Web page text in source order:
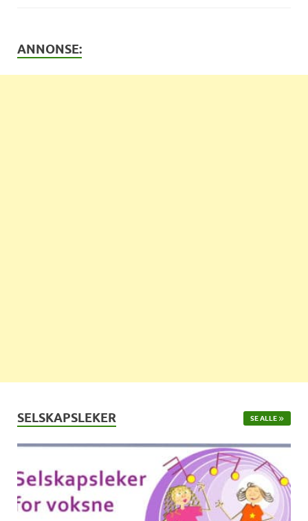
ANNONSE:
SELSKAPSLEKER SE ALLE